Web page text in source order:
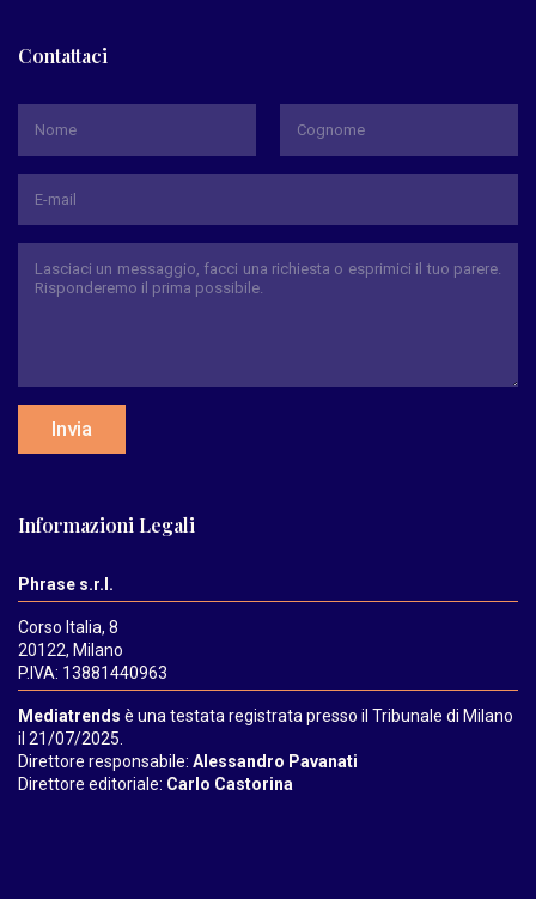
Contattaci
Invia
Informazioni Legali
Phrase s.r.l.
Corso Italia, 8
20122, Milano
P.IVA: 13881440963
Mediatrends è una testata registrata presso il Tribunale di Milano
il 21/07/2025.
Direttore responsabile: Alessandro Pavanati
Direttore editoriale: Carlo Castorina